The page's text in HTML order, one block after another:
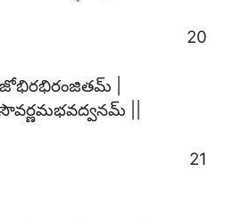
20
|
సౌవర్ణమభవద్వనమ్ ||
21